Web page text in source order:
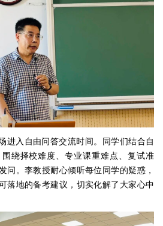
进入自由问答交流时间。同学们结合自
绕择校难度、专业课重难点、复试准
问。李教授耐心倾听每位同学的疑惑，
落地的备考建议，切实化解了大家心中